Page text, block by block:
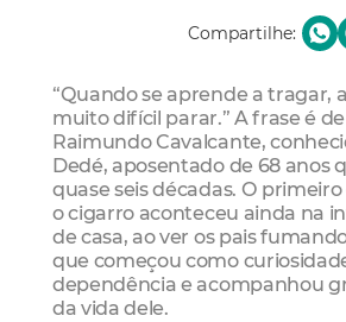
Compartilhe:
“Quando se aprende a tragar,
muito difícil parar.” A frase é de
Raimundo Cavalcante,
Dedé, aposentado de 68 anos
quase seis décadas. O
o cigarro aconteceu ainda na
de casa, ao ver os pais
que começou como
dependência e acompanhou
da vida dele.